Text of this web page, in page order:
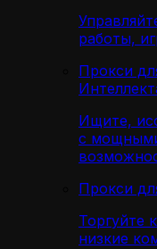
работы,
Прокси
Ищите,
с
Прокси
Торгуйте
низкие